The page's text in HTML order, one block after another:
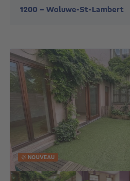
1200 - Woluwe-St-Lambert
NOUVEAU